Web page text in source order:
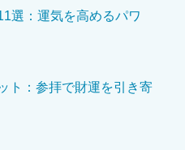

選：運気を高めるパワ
ト：参拝で財運を引き寄